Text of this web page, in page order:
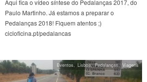
Aqui fica o vídeo síntese do Pedalanças 2017, do
Paulo Martinho. Já estamos a preparar o
Pedalanças 2018! Fiquem atentos ;)
cicloficina.pt/pedalancas
Eventos Lisboa,Pedalanças, Viagens